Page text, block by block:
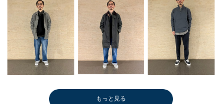
もっと見る